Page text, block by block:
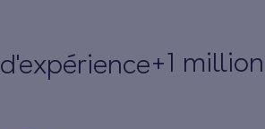
d'expérience+1